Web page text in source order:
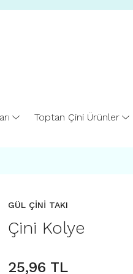
Toptan Çini Ürünler
GÜL ÇİNİ TAKI
Çini Kolye
25,96 TL